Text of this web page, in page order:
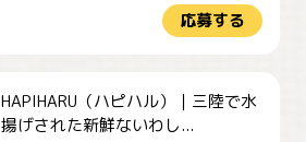
応募する
HAPIHARU（ハピハル）｜三陸で水
揚げされた新鮮ないわし...